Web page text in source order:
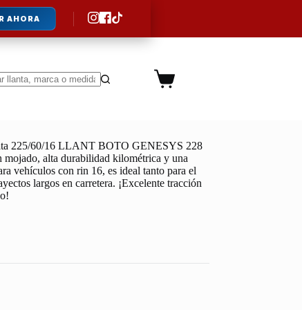
AHORA
Carro
225/60/16 LLANT BOTO GENESYS 228
alta durabilidad kilométrica y una
vehículos con rin 16, es ideal tanto para el
largos en carretera. ¡Excelente tracción